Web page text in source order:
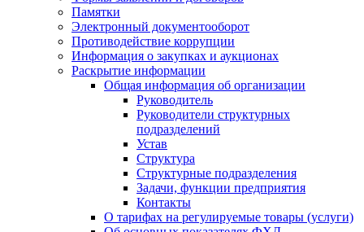
Памятки
Электронный документооборот
Противодействие коррупции
Информация о закупках и аукционах
Раскрытие информации
Общая информация об организации
Руководитель
Руководители структурных
подразделений
Устав
Структура
Структурные подразделения
Задачи, функции предприятия
Контакты
О тарифах на регулируемые товары (услуги)